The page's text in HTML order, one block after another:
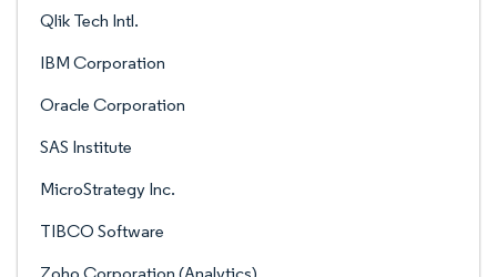
Qlik Tech Intl.
IBM Corporation
Oracle Corporation
SAS Institute
MicroStrategy Inc.
TIBCO Software